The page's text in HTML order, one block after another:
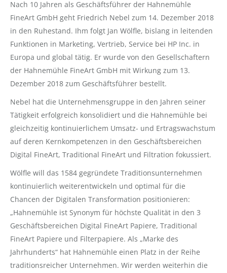
Nach 10 Jahren als Geschäftsführer der Hahnemühle
FineArt GmbH geht Friedrich Nebel zum 14. Dezember 2018
in den Ruhestand. Ihm folgt Jan Wölfle, bislang in leitenden
Funktionen in Marketing, Vertrieb, Service bei HP Inc. in
Europa und global tätig. Er wurde von den Gesellschaftern
der Hahnemühle FineArt GmbH mit Wirkung zum 13.
Dezember 2018 zum Geschäftsführer bestellt.
Nebel hat die Unternehmensgruppe in den Jahren seiner
Tätigkeit erfolgreich konsolidiert und die Hahnemühle bei
gleichzeitig kontinuierlichem Umsatz- und Ertragswachstum
auf deren Kernkompetenzen in den Geschäftsbereichen
Digital FineArt, Traditional FineArt und Filtration fokussiert.
Wölfle will das 1584 gegründete Traditionsunternehmen
kontinuierlich weiterentwickeln und optimal für die
Chancen der Digitalen Transformation positionieren:
„Hahnemühle ist Synonym für höchste Qualität in den 3
Geschäftsbereichen Digital FineArt Papiere, Traditional
FineArt Papiere und Filterpapiere. Als „Marke des
Jahrhunderts“ hat Hahnemühle einen Platz in der Reihe
traditionsreicher Unternehmen. Wir werden weiterhin die